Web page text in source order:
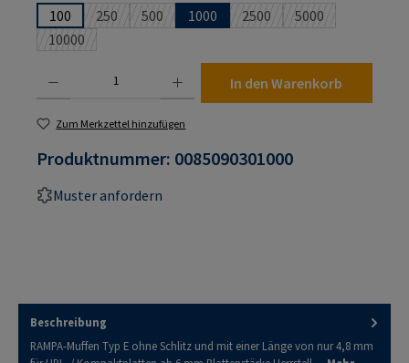
100 250(Diese Option ist zurzeit nicht verfügbar.)
500(Diese Option ist zurzeit nicht verfügbar.)
1000 2500(Diese Option ist zurzeit
5000(Diese Option ist
10000(Diese Option ist zurzeit nicht verfügbar.)
In den Warenkorb
Zum Merkzettel hinzufügen
Produktnummer: 0085090301000
Muster anfordern
Beschreibung
RAMPA-Muffen Typ E ohne Schlitz und mit einer Länge von nur 4,8 mm